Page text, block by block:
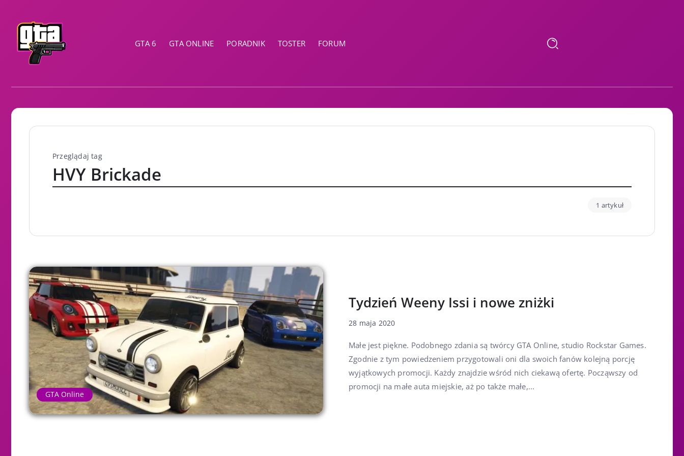
GTA 6 GTA ONLINE PORADNIK TOSTER FORUM
Przeglądaj tag
HVY Brickade
1 artykuł
GTA Online
Tydzień Weeny Issi i nowe zniżki
28 maja 2020
Małe jest piękne. Podobnego zdania są twórcy GTA Online, studio Rockstar Games.
Zgodnie z tym powiedzeniem przygotowali oni dla swoich fanów kolejną porcję
wyjątkowych promocji. Każdy znajdzie wśród nich ciekawą ofertę. Począwszy od
promocji na małe auta miejskie, aż po także małe,...